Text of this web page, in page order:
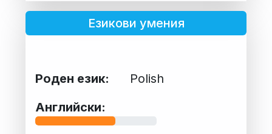
Езикови умения
Роден език:
Polish
Английски: